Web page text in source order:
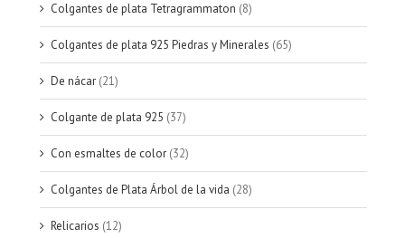
Colgantes de plata Tetragrammaton (8)
Colgantes de plata 925 Piedras y Minerales (65)
De nácar (21)
Colgante de plata 925 (37)
Con esmaltes de color (32)
Colgantes de Plata Árbol de la vida (28)
Relicarios (12)